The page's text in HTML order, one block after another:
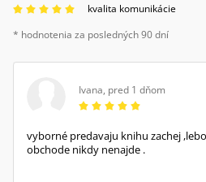
kvalita komunikácie
* hodnotenia za posledných 90 dní
Ivana, pred 1 dňom
vyborné predavaju knihu zachej
obchode nikdy nenajde .